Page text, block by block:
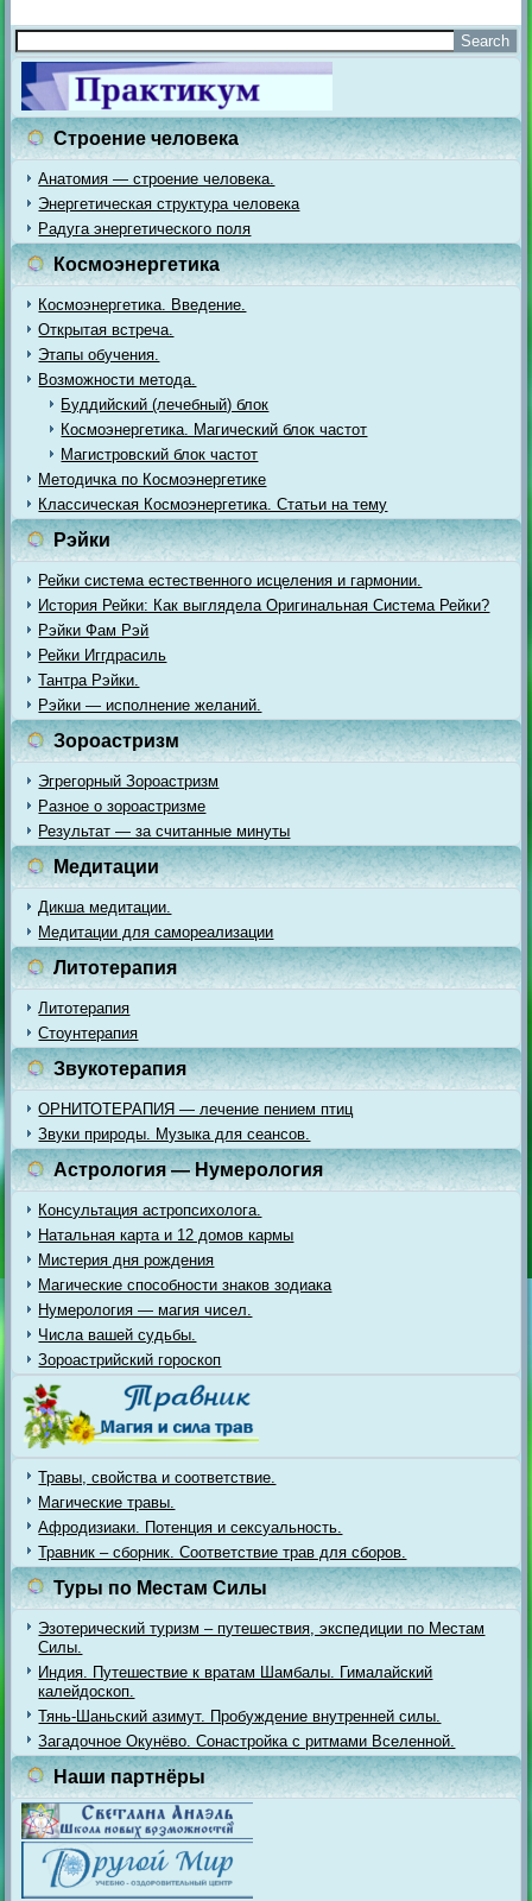
Строение человека
Анатомия — строение человека.
Энергетическая структура человека
Радуга энергетического поля
Космоэнергетика
Космоэнергетика. Введение.
Открытая встреча.
Этапы обучения.
Возможности метода.
Буддийский (лечебный) блок
Космоэнергетика. Магический блок частот
Магистровский блок частот
Методичка по Космоэнергетике
Классическая Космоэнергетика. Статьи на тему
Рэйки
Рейки система естественного исцеления и гармонии.
История Рейки: Как выглядела Оригинальная Система Рейки?
Рэйки Фам Рэй
Рейки Иггдрасиль
Тантра Рэйки.
Рэйки — исполнение желаний.
Зороастризм
Эгрегорный Зороастризм
Разное о зороастризме
Результат — за считанные минуты
Медитации
Дикша медитации.
Медитации для самореализации
Литотерапия
Литотерапия
Стоунтерапия
Звукотерапия
ОРНИТОТЕРАПИЯ — лечение пением птиц
Звуки природы. Музыка для сеансов.
Астрология — Нумерология
Консультация астропсихолога.
Натальная карта и 12 домов кармы
Мистерия дня рождения
Магические способности знаков зодиака
Нумерология — магия чисел.
Числа вашей судьбы.
Зороастрийский гороскоп
Травы, свойства и соответствие.
Магические травы.
Афродизиаки. Потенция и сексуальность.
Травник – сборник. Соответствие трав для сборов.
Туры по Местам Силы
Эзотерический туризм – путешествия, экспедиции по Местам
Силы.
Индия. Путешествие к вратам Шамбалы. Гималайский
калейдоскоп.
Тянь-Шаньский азимут. Пробуждение внутренней силы.
Загадочное Окунёво. Сонастройка с ритмами Вселенной.
Наши партнёры